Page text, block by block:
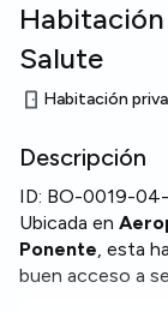
Salute
Habitación
Descripción
ID: BO-0019-
Ubicada en
Ponente, esta
buen acceso a